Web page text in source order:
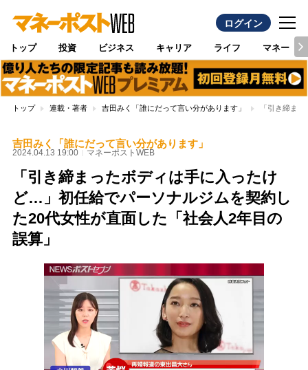
ログイン
トップ 投資 ビジネス キャリア ライフ マネー
トップ 連載・著者 吉田みく「誰にだって言い分があります」 「引き締ま
吉田みく「誰にだって言い分があります」
2024.04.13 19:00 マネーポストWEB
「引き締まったボディは手に入ったけ
ど…」初任給でパーソナルジムを契約し
た20代女性が直面した「社会人2年目の
誤算」